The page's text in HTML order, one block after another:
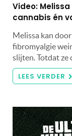
Video:
cannabis én
Melissa kan
fibromyalgie
slijten. Totdat ze
LEES VERDER